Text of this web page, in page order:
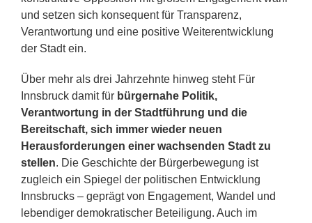
und setzen sich konsequent für Transparenz,
Verantwortung und eine positive Weiterentwicklung
der Stadt ein.
Über mehr als drei Jahrzehnte hinweg steht Für
Innsbruck damit für bürgernahe Politik,
Verantwortung in der Stadtführung und die
Bereitschaft, sich immer wieder neuen
Herausforderungen einer wachsenden Stadt zu
stellen. Die Geschichte der Bürgerbewegung ist
zugleich ein Spiegel der politischen Entwicklung
Innsbrucks – geprägt von Engagement, Wandel und
lebendiger demokratischer Beteiligung. Auch im